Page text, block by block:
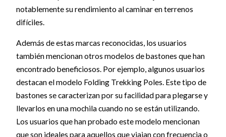
notablemente su rendimiento al caminar en terrenos
difíciles.
Además de estas marcas reconocidas, los usuarios
también mencionan otros modelos de bastones que han
encontrado beneficiosos. Por ejemplo, algunos usuarios
destacan el modelo Folding Trekking Poles. Este tipo de
bastones se caracterizan por su facilidad para plegarse y
llevarlos en una mochila cuando no se están utilizando.
Los usuarios que han probado este modelo mencionan
que son ideales para aquellos que viajan con frecuencia o